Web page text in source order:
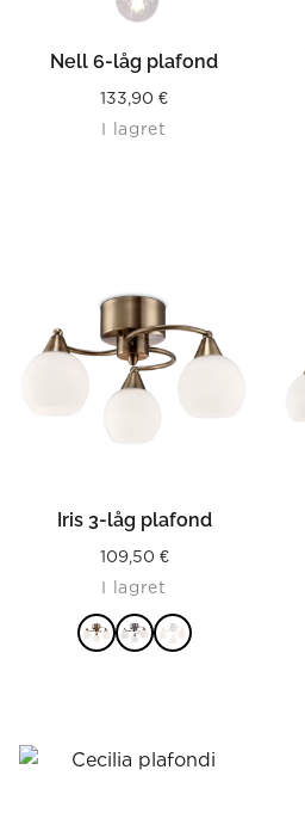
Nell 6-låg plafond
133,90 €
I lagret
Iris 3-låg plafond
109,50 €
I lagret